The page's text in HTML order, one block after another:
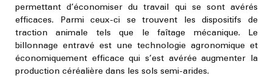
permettant d’économiser du travail qui se sont avérés
efficaces. Parmi ceux-ci se trouvent les dispositifs de
traction animale tels que le faîtage mécanique. Le
billonnage entravé est une technologie agronomique et
économiquement efficace qui s’est avérée augmenter la
production céréalière dans les sols semi-arides.